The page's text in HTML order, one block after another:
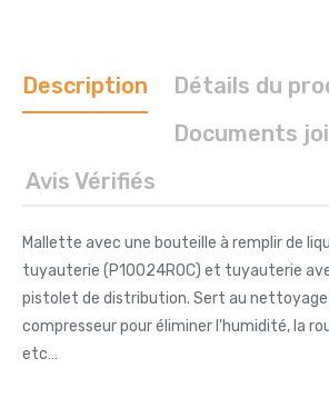
Description
Détails du
Documents
Avis Vérifiés
Mallette avec une bouteille à remplir de
tuyauterie (P10024ROC) et tuyauterie
pistolet de distribution. Sert au nettoyage
compresseur pour éliminer l'humidité, la
etc…